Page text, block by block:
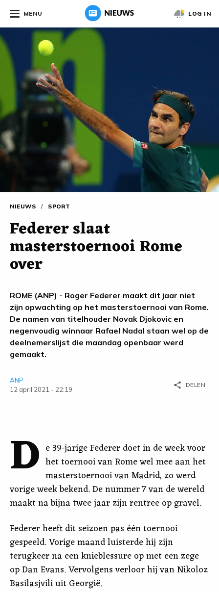
MENU LOG IN
NIEUWS / SPORT
Federer slaat
masterstoernooi Rome
over
ROME (ANP) - Roger Federer maakt dit jaar niet
zijn opwachting op het masterstoernooi van Rome.
De namen van titelhouder Novak Djokovic en
negenvoudig winnaar Rafael Nadal staan wel op de
deelnemerslijst die maandag openbaar werd
gemaakt.
ANP
12 april 2021 - 22:19
share DELEN
D e 39-jarige Federer doet in de week voor
het toernooi van Rome wel mee aan het
masterstoernooi van Madrid, zo werd
vorige week bekend. De nummer 7 van de wereld
maakt na bijna twee jaar zijn rentree op gravel.
Federer heeft dit seizoen pas één toernooi
gespeeld. Vorige maand luisterde hij zijn
terugkeer na een knieblessure op met een zege
op Dan Evans. Vervolgens verloor hij van Nikoloz
Basilasjvili uit Georgië.